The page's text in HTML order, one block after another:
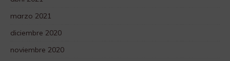
marzo 2021
diciembre 2020
noviembre 2020